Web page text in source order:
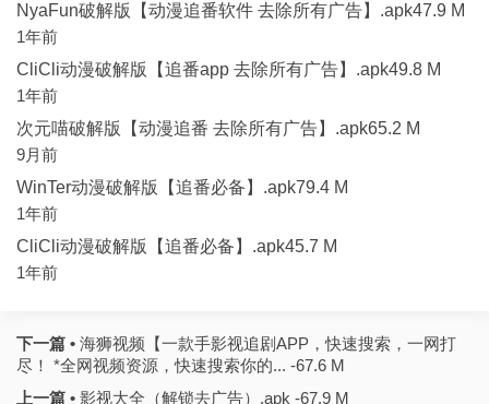
NyaFun破解版【动漫追番软件 去除所有广告】.apk47.9 M
1年前
CliCli动漫破解版【追番app 去除所有广告】.apk49.8 M
1年前
次元喵破解版【动漫追番 去除所有广告】.apk65.2 M
9月前
WinTer动漫破解版【追番必备】.apk79.4 M
1年前
CliCli动漫破解版【追番必备】.apk45.7 M
1年前
下一篇 • 海狮视频【一款手影视追剧APP，快速搜索，一网打
尽！ *全网视频资源，快速搜索你的... -67.6 M
上一篇 • 影视大全（解锁去广告）.apk -67.9 M